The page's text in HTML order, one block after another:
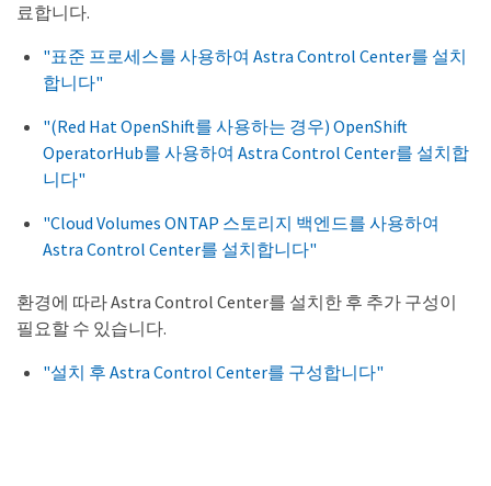
료합니다.
"표준 프로세스를 사용하여 Astra Control Center를 설치
합니다"
"(Red Hat OpenShift를 사용하는 경우) OpenShift
OperatorHub를 사용하여 Astra Control Center를 설치합
니다"
"Cloud Volumes ONTAP 스토리지 백엔드를 사용하여
Astra Control Center를 설치합니다"
환경에 따라 Astra Control Center를 설치한 후 추가 구성이
필요할 수 있습니다.
"설치 후 Astra Control Center를 구성합니다"